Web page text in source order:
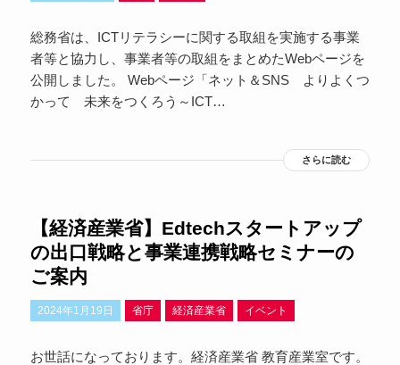
総務省は、ICTリテラシーに関する取組を実施する事業
者等と協力し、事業者等の取組をまとめたWebページを
公開しました。 Webページ「ネット＆SNS よりよくつ
かって 未来をつくろう～ICT…
さらに読む
【経済産業省】Edtechスタートアップ
の出口戦略と事業連携戦略セミナーの
ご案内
2024年1月19日 省庁 経済産業省 イベント
お世話になっております。経済産業省 教育産業室です。